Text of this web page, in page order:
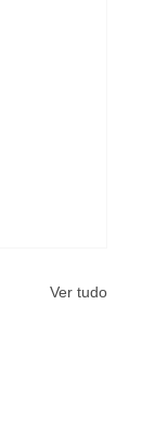
Ver tudo